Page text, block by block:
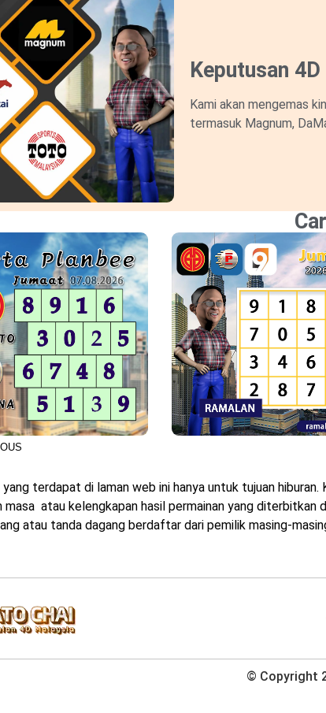
Keputusan
Kami akan mengemas
termasuk Magnum,
terdapat di laman web ini hanya untuk tujuan
atau kelengkapan hasil permainan yang diterbitkan
atau tanda dagang berdaftar dari pemilik masing-
© Copyright